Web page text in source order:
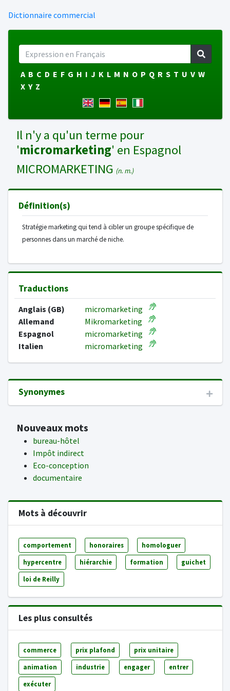
Dictionnaire commercial
A B C D E F G H I J K L M N O P Q R S T U V W
X Y Z
Il n'y a qu'un terme pour
'micromarketing' en Espagnol
MICROMARKETING (n. m.)
Définition(s)
Stratégie marketing qui tend à cibler un groupe spécifique de
personnes dans un marché de niche.
Traductions
Anglais (GB)
micromarketing
Allemand
Mikromarketing
Espagnol
micromarketing
Italien
micromarketing
Synonymes
Nouveaux mots
bureau-hôtel
Impôt indirect
Eco-conception
documentaire
Mots à découvrir
comportement honoraires homologuer
hypercentre hiérarchie formation guichet
loi de Reilly
Les plus consultés
commerce prix plafond prix unitaire
animation industrie engager entrer
exécuter